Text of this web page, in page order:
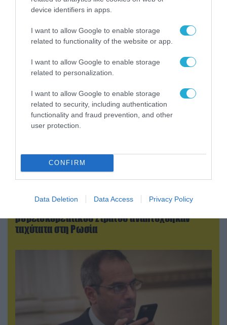
device identifiers in apps.
I want to allow Google to enable storage
related to functionality of the website or app.
I want to allow Google to enable storage
related to personalization.
I want to allow Google to enable storage
related to security, including authentication
functionality and fraud prevention, and other
user protection.
CONFIRM
Data Deletion Data Access Privacy Policy
07.08.2026 | 18:02
«Κεραυνοί» της ρωσικής Βοστόκ κατέκαψαν
εξοπλισμό των ΗΠΑ με Ουκρανούς και
Αμερικανούς μισθοφόρους – Δείτε βίντεο
ΕΚΤΑΚΤΟ: Τρεις Μεραρχίες του
βορειοκορεατικού Στρατού αναπτύχθηκαν
ταχύτατα στη Ρωσία